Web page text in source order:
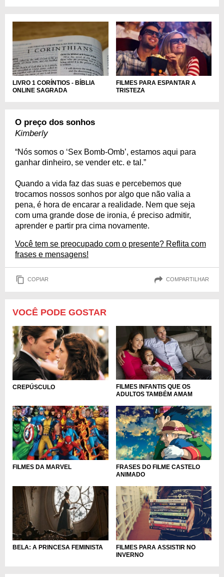
LIVRO 1 CORÍNTIOS - BÍBLIA
ONLINE SAGRADA
FILMES PARA ESPANTAR A
TRISTEZA
O preço dos sonhos
Kimberly
“Nós somos o ‘Sex Bomb-Omb’, estamos aqui para
ganhar dinheiro, se vender etc. e tal.”
Quando a vida faz das suas e percebemos que
trocamos nossos sonhos por algo que não valia a
pena, é hora de encarar a realidade. Nem que seja
com uma grande dose de ironia, é preciso admitir,
aprender e partir pra cima novamente.
Você tem se preocupado com o presente? Reflita com
frases e mensagens!
COPIAR COMPARTILHAR
VOCÊ PODE GOSTAR
CREPÚSCULO
FILMES INFANTIS QUE OS
ADULTOS TAMBÉM AMAM
FILMES DA MARVEL
FRASES DO FILME CASTELO
ANIMADO
BELA: A PRINCESA FEMINISTA
FILMES PARA ASSISTIR NO
INVERNO